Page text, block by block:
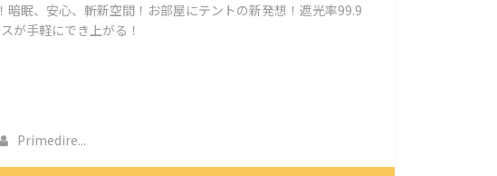
暗眠、安心、斬新空間！お部屋にテントの新発想！遮光率99.9
が手軽にでき上がる！
Primedire...